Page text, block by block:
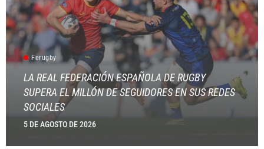
Ferugby
LA REAL FEDERACIÓN ESPAÑOLA DE RUGBY
SUPERA EL MILLÓN DE SEGUIDORES EN SUS REDES
SOCIALES
5 DE AGOSTO DE 2026